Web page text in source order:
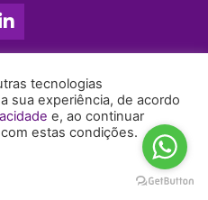
L
i
n
e
d
i
n
99655-6439
tecnologias
sua experiência, de acordo
e, ao continuar
estas condições.